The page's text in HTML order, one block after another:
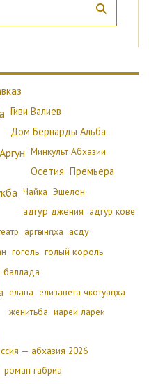
Гиви Валиев
Дом Бернарды Альба
Минкульт Абхазии
Осетия Премьера
Чайка Эшелон
адгур джения адгур кове
аргәынԥҳа асду
гоголь голый король
баллада
елана елизавета чкотуаԥҳа
женитьба иареи лареи
— абхазия 2026
роман габриа